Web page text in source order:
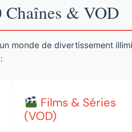
& VOD
monde de divertissement
Films & Séries
(VOD)